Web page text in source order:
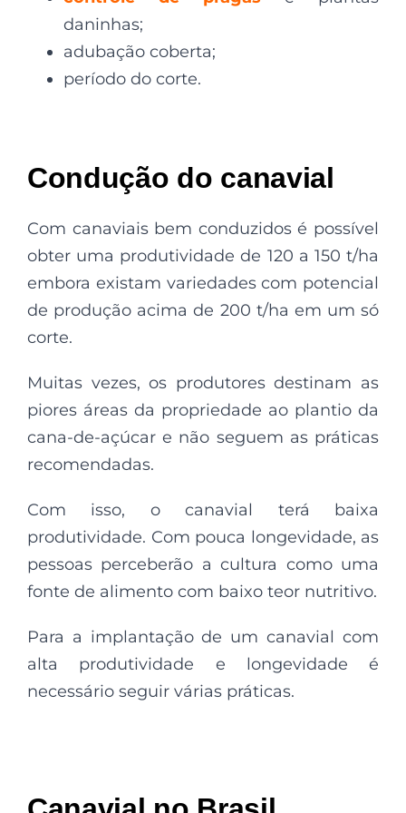
daninhas;
adubação coberta;
período do corte.
Condução do canavial
Com canaviais bem conduzidos é possível
obter uma produtividade de 120 a 150 t/ha
embora existam variedades com potencial
de produção acima de 200 t/ha em um só
corte.
Muitas vezes, os produtores destinam as
piores áreas da propriedade ao plantio da
cana-de-açúcar e não seguem as práticas
recomendadas.
Com isso, o canavial terá baixa
produtividade. Com pouca longevidade, as
pessoas perceberão a cultura como uma
fonte de alimento com baixo teor nutritivo.
Para a implantação de um canavial com
alta produtividade e longevidade é
necessário seguir várias práticas.